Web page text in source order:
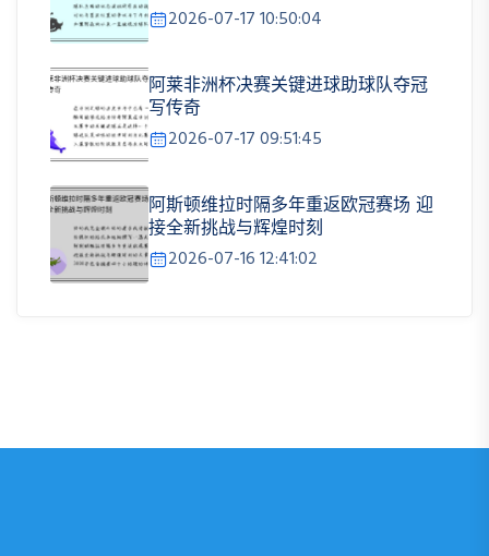
2026-07-17 10:50:04
阿莱非洲杯决赛关键进球助球队夺冠
写传奇
2026-07-17 09:51:45
阿斯顿维拉时隔多年重返欧冠赛场 迎
接全新挑战与辉煌时刻
2026-07-16 12:41:02